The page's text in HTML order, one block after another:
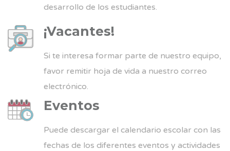
desarrollo de los estudiantes.
¡Vacantes!
Si te interesa formar parte de nuestro equipo,
favor remitir hoja de vida a nuestro correo
electrónico.
Eventos
Puede descargar el calendario escolar con las
fechas de los diferentes eventos y actividades